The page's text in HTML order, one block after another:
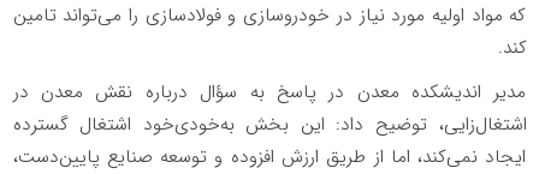
که مواد اولیه مورد نیاز در خودروسازی و فولادسازی را می‌تواند تامین
کند.
مدیر اندیشکده معدن در پاسخ به سؤال درباره نقش معدن در
اشتغال‌زایی، توضیح داد: این بخش به‌خودی‌خود اشتغال گسترده
ایجاد نمی‌کند، اما از طریق ارزش افزوده و توسعه صنایع پایین‌دست،